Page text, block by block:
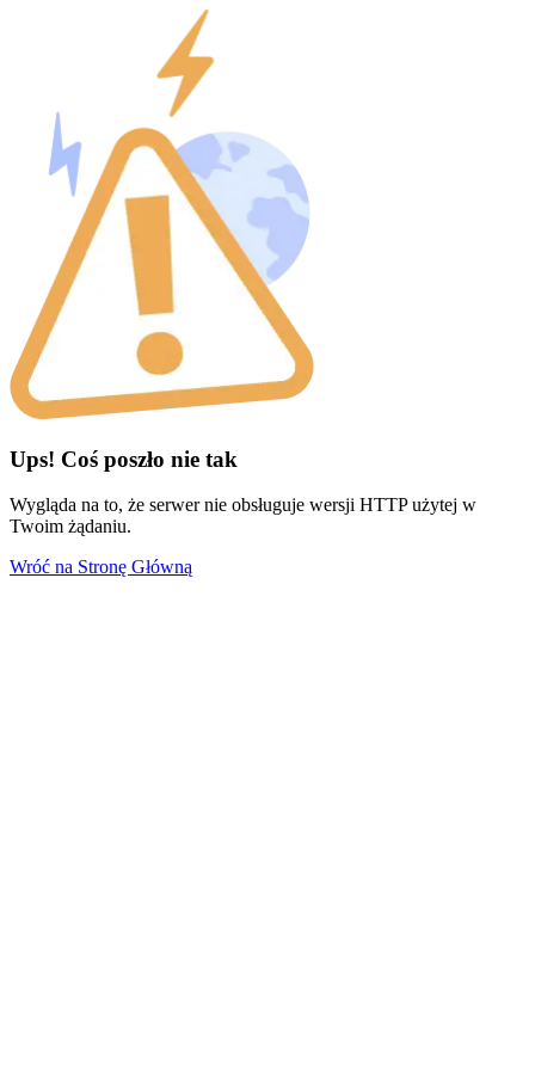
Ups! Coś poszło nie tak
Wygląda na to, że serwer nie obsługuje wersji HTTP użytej w
Twoim żądaniu.
Wróć na Stronę Główną